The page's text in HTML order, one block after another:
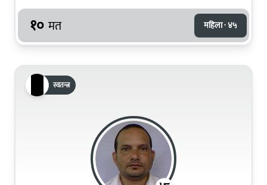
१० मत महिला · ४५
स्वतन्त्र